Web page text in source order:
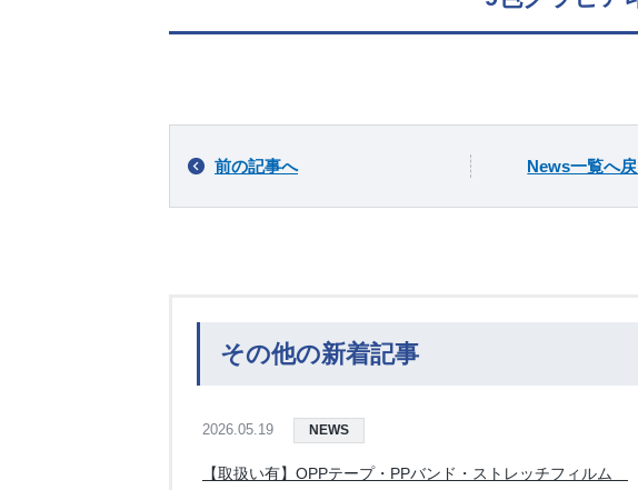
前の記事へ News一覧へ
その他の新着記事
2026.05.19 NEWS
【取扱い有】OPPテープ・PPバンド・ストレッチフィルム